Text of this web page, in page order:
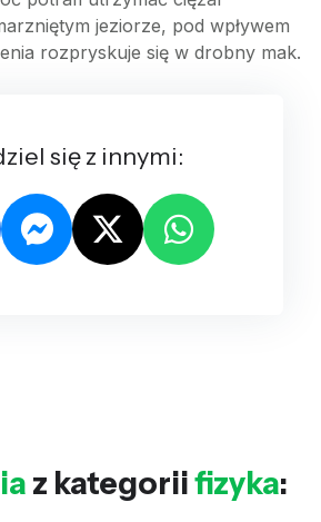
jeziorze, pod wpływem
rozpryskuje się w drobny mak.
się z innymi:
z kategoriifizyka: